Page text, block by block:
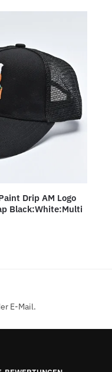
Drip AM Logo
Black:White:Multi
E-Mail.